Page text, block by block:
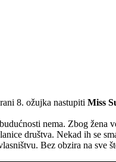
8. ožujka nastupiti Miss
nema. Zbog žena
društva. Nekad ih se
Bez obzira na